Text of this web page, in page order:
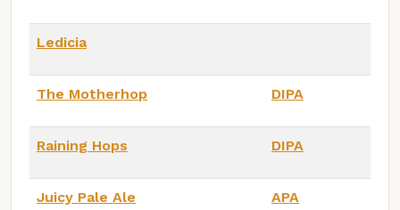
Ledicia
The Motherhop DIPA
Raining Hops DIPA
Juicy Pale Ale APA